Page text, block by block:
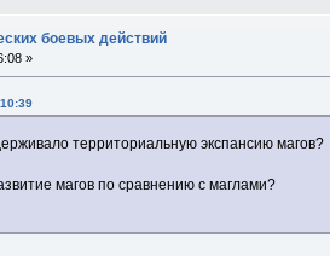
боевых действий
»
территориальную экспансию магов?
магов по сравнению с маглами?